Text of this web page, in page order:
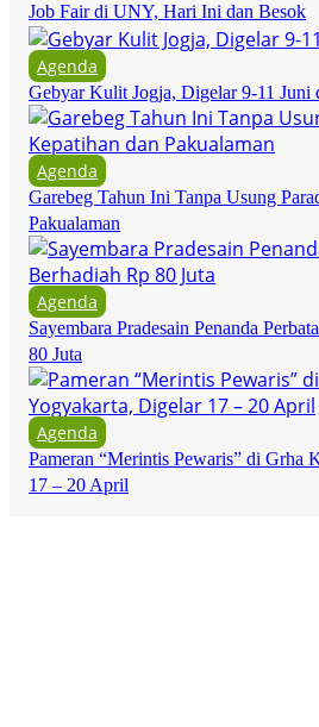
Job Fair di UNY, Hari Ini dan Besok
Agenda
Gebyar Kulit Jogja, Digelar 9-11 Juni
Agenda
Garebeg Tahun Ini Tanpa Usung
Pakualaman
Agenda
Sayembara Pradesain Penanda
80 Juta
Agenda
Pameran “Merintis Pewaris” di Grha
17 – 20 April